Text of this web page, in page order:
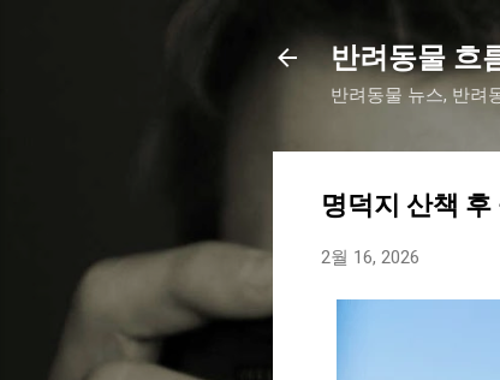
반려동물 흐
반려동물 뉴스, 반려
명덕지 산책 후
2월 16, 2026